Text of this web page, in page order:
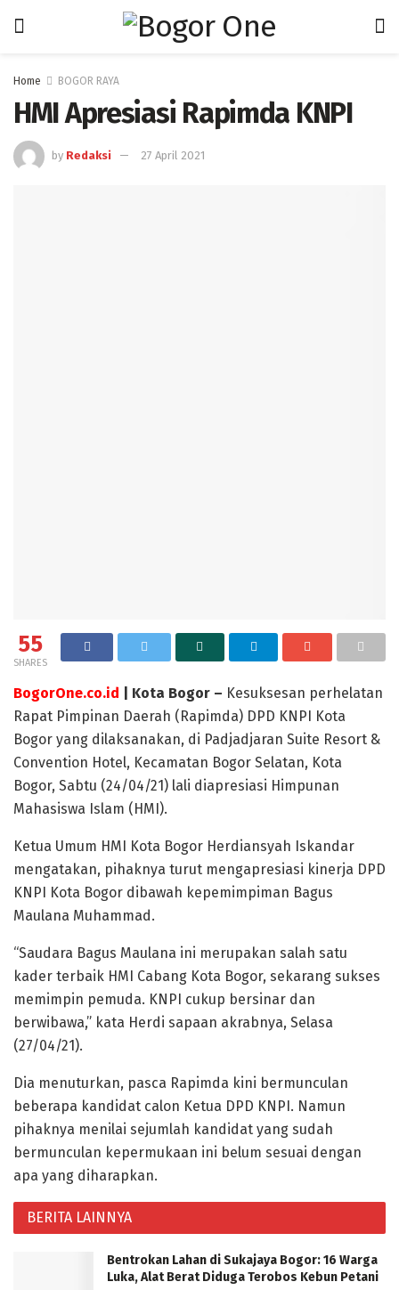
Home BOGOR RAYA
HMI Apresiasi Rapimda KNPI
by Redaksi 27 April 2021
55
SHARES
BogorOne.co.id | Kota Bogor – Kesuksesan perhelatan
Rapat Pimpinan Daerah (Rapimda) DPD KNPI Kota
Bogor yang dilaksanakan, di Padjadjaran Suite Resort &
Convention Hotel, Kecamatan Bogor Selatan, Kota
Bogor, Sabtu (24/04/21) lali diapresiasi Himpunan
Mahasiswa Islam (HMI).
Ketua Umum HMI Kota Bogor Herdiansyah Iskandar
mengatakan, pihaknya turut mengapresiasi kinerja DPD
KNPI Kota Bogor dibawah kepemimpiman Bagus
Maulana Muhammad.
“Saudara Bagus Maulana ini merupakan salah satu
kader terbaik HMI Cabang Kota Bogor, sekarang sukses
memimpin pemuda. KNPI cukup bersinar dan
berwibawa,” kata Herdi sapaan akrabnya, Selasa
(27/04/21).
Dia menuturkan, pasca Rapimda kini bermunculan
beberapa kandidat calon Ketua DPD KNPI. Namun
pihaknya menilai sejumlah kandidat yang sudah
bermunculan kepermukaan ini belum sesuai dengan
apa yang diharapkan.
BERITA LAINNYA
Bentrokan Lahan di Sukajaya Bogor: 16 Warga
Luka, Alat Berat Diduga Terobos Kebun Petani